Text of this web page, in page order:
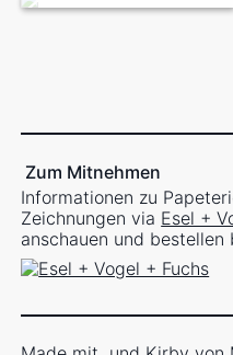
Zum Mitnehmen
Informationen zu
Zeichnungen via Esel +
anschauen und bestellen